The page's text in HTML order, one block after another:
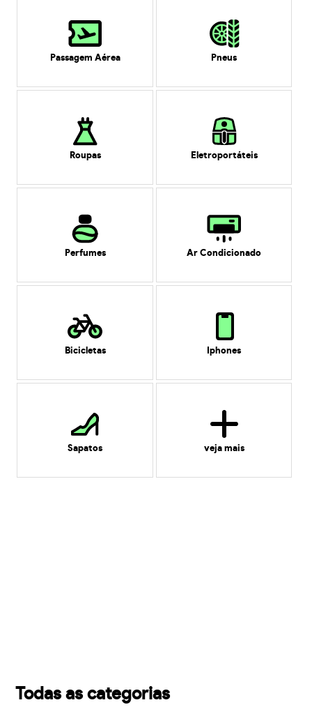
Passagem Aérea Pneus
Roupas Eletroportáteis
Perfumes Ar Condicionado
Bicicletas Iphones
Sapatos veja mais
Todas as categorias